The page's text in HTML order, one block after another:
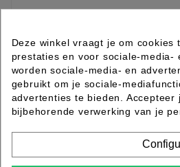
Deze winkel vraagt je om cookies
prestaties en voor sociale-media-
worden sociale-media- en
gebruikt om je sociale-
advertenties te bieden. Accepteer
bijbehorende verwerking van je